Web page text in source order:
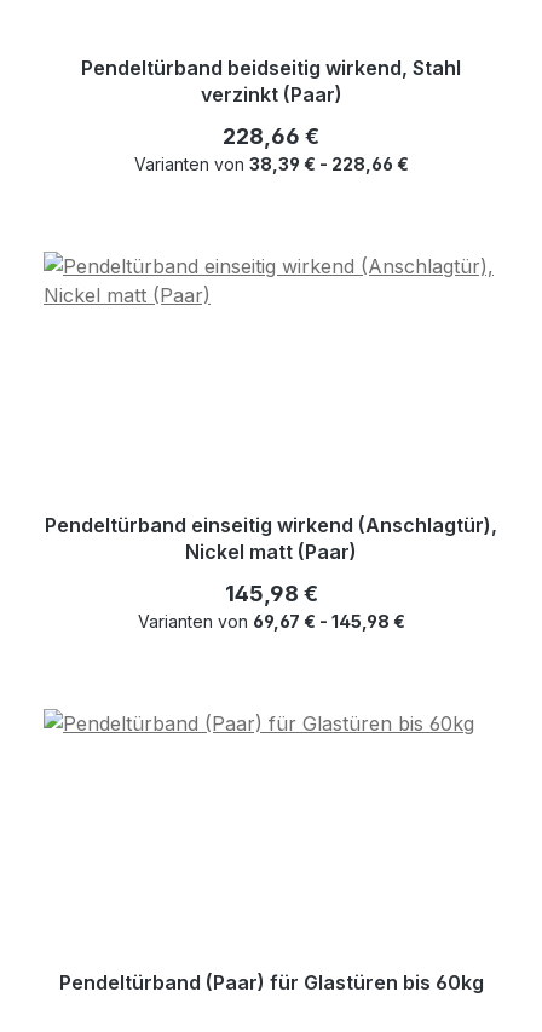
Pendeltürband beidseitig wirkend, Stahl
verzinkt (Paar)
Regulärer Preis:
228,66 €
Varianten von 38,39 € - 228,66 €
Pendeltürband einseitig wirkend (Anschlagtür),
Nickel matt (Paar)
Regulärer Preis:
145,98 €
Varianten von 69,67 € - 145,98 €
Pendeltürband (Paar) für Glastüren bis 60kg